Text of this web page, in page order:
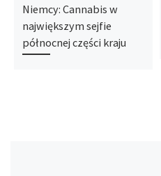
Niemcy: Cannabis w
największym sejfie
północnej części kraju